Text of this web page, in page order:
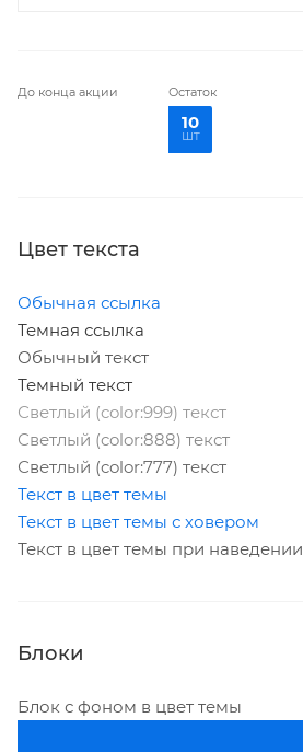
До конца акции Остаток
10
шт
Цвет текста
Обычная ссылка
Темная ссылка
Обычный текст
Темный текст
Светлый (color:999) текст
Светлый (color:888) текст
Светлый (color:777) текст
Текст в цвет темы
Текст в цвет темы с ховером
Текст в цвет темы при наведении
Блоки
Блок с фоном в цвет темы